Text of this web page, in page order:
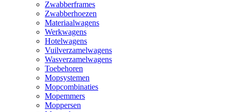
Zwabberframes
Zwabberhoezen
Materiaalwagens
Werkwagens
Hotelwagens
Vuilverzamelwagens
Wasverzamelwagens
Toebehoren
Mopsystemen
Mopcombinaties
Mopemmers
Moppersen